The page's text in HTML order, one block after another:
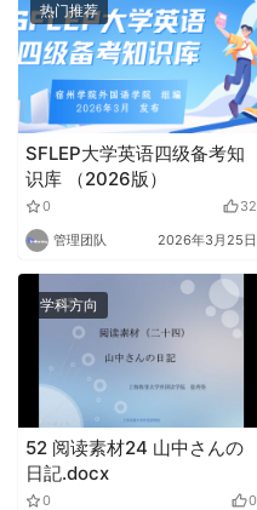
热门推荐
SFLEP大学英语四级备考知
识库 （2026版）
0 32
管理团队 2026年3月25日
学科方向
52 阅读素材24 山中さんの
日記.docx
0 0